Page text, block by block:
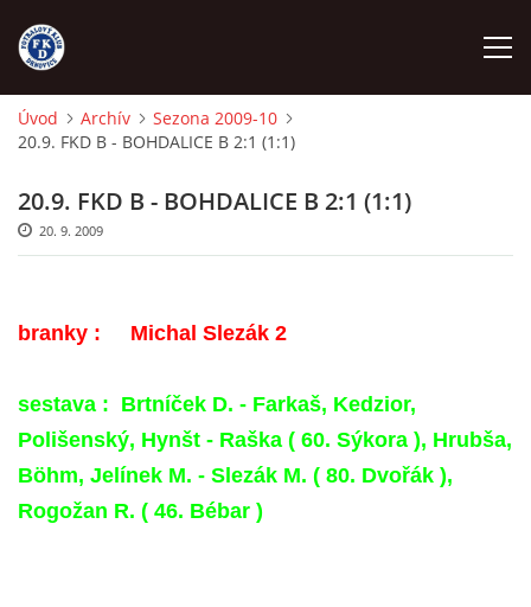
ÚVOD
NÁBOR
STARŠÍ DOROST
STARŠÍ ŽÁCI
Úvod Archív
Sezona 2009-10
20.9. FKD B - BOHDALICE B 2:1 (1:1)
20.9. FKD B - BOHDALICE B 2:1 (1:1)
20. 9. 2009
branky : Michal Slezák 2
sestava : Brtníček D. - Farkaš, Kedzior,
Polišenský, Hynšt - Raška ( 60. Sýkora ), Hrubša,
Böhm, Jelínek M. - Slezák M. ( 80. Dvořák ),
Rogožan R. ( 46. Bébar )